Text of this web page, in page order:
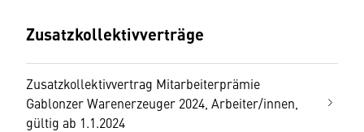
Zusatzkollektivverträge
Zusatzkollektivvertrag Mitarbeiterprämie
Gablonzer Warenerzeuger 2024, Arbeiter/innen,
gültig ab 1.1.2024